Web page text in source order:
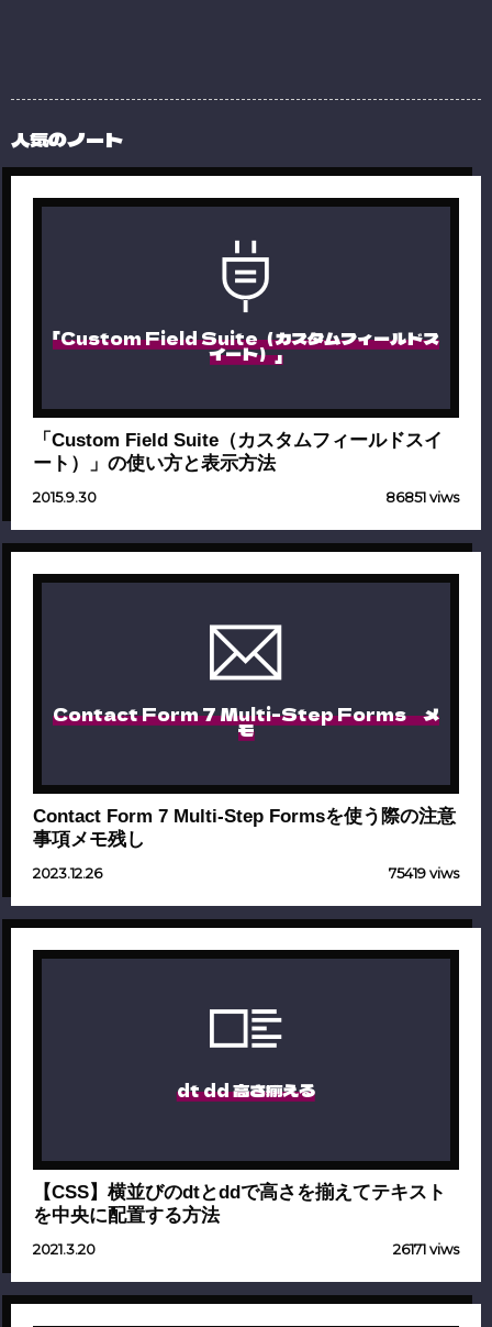
人気のノート
「Custom Field Suite（カスタムフィールドス
イート）」
「Custom Field Suite（カスタムフィールドスイ
ート）」の使い方と表示方法
2015.9.30 86851 viws
Contact Form 7 Multi-Step Forms メ
モ
Contact Form 7 Multi-Step Formsを使う際の注意
事項メモ残し
2023.12.26 75419 viws
dt dd 高さ揃える
【CSS】横並びのdtとddで高さを揃えてテキスト
を中央に配置する方法
2021.3.20 26171 viws